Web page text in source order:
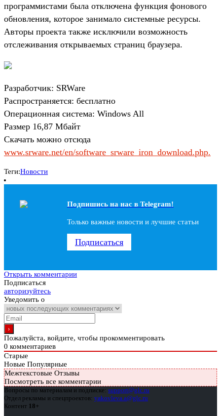
программистами была отключена функция фонового
обновления, которое занимало системные ресурсы.
Авторы проекта также исключили возможность
отслеживания открываемых страниц браузера.
Разработчик: SRWare
Распространяется: бесплатно
Операционная система: Windows All
Размер 16,87 Мбайт
Скачать можно отсюда
www.srware.net/en/software_srware_iron_download.php.
Теги:Новости
Подпишись на наc в Telegram!
Только важные новости и лучшие статьи
Подписаться
Открыть комментарии
Подписаться
авторизуйтесь
Уведомить о
Пожалуйста, войдите, чтобы прокомментировать
0 комментариев
Старые
Новые Популярные
Межтекстовые Отзывы
Посмотреть все комментарии
Вопросы по материалам и подписке: support@glc.ru
Отдел рекламы и спецпроектов: yakovleva.a@glc.ru
Контент 18+